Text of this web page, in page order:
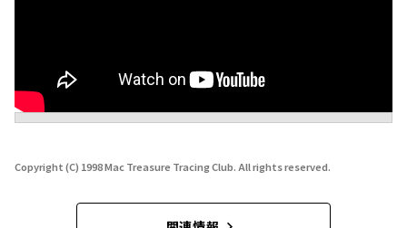
Copyright (C) 1998 Mac Treasure Tracing Club. All rights reserved.